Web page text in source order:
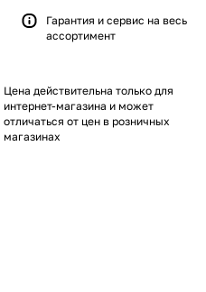
Гарантия и сервис на весь
ассортимент
Цена действительна только для
интернет-магазина и может
отличаться от цен в розничных
магазинах